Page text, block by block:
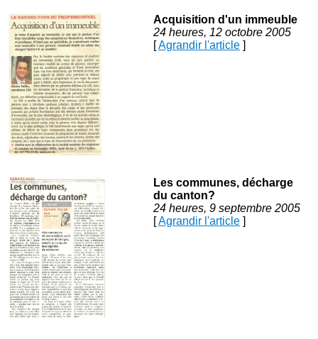
Acquisition d'un immeuble
24 heures, 12 octobre 2005
[Agrandir l'article]
Les communes, décharge
du canton?
24 heures, 9 septembre 2005
[Agrandir l'article]